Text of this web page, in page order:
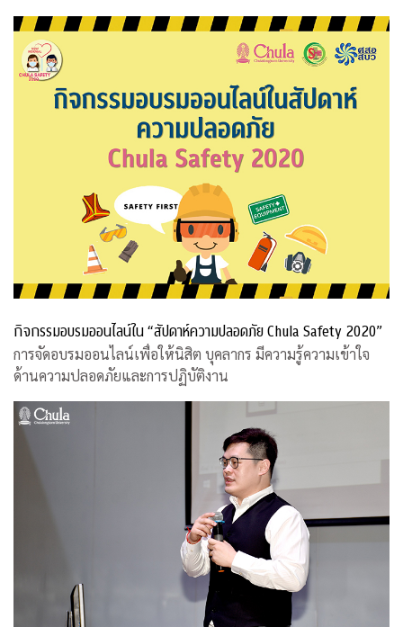
กิจกรรมอบรมออนไลน์ใน “สัปดาห์ความปลอดภัย Chula Safety 2020”
การจัดอบรมออนไลน์เพื่อให้นิสิต บุคลากร มีความรู้ความเข้าใจ
ด้านความปลอดภัยและการปฏิบัติงาน